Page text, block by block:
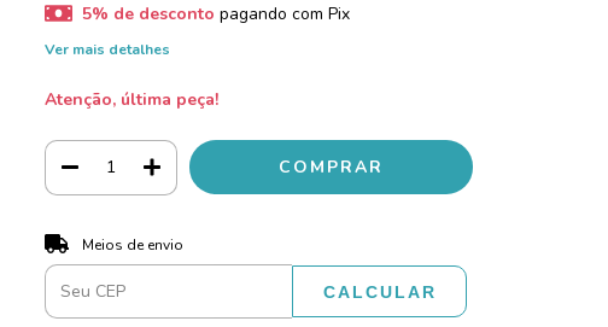
5% de desconto pagando com Pix
Ver mais detalhes
Atenção, última peça!
Entregas para o CEP:
Meios de envio
CALCULAR